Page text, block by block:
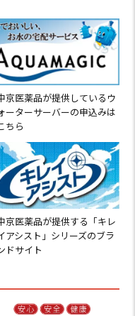
京医薬品が提供しているウ
ーターサーバーの申込みは
ちら
京医薬品が提供する「キレ
アシスト」シリーズのブラ
ドサイト